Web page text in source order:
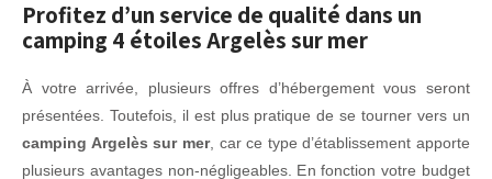
Profitez d’un service de qualité dans un
camping 4 étoiles Argelès sur mer
À votre arrivée, plusieurs offres d’hébergement vous seront
présentées. Toutefois, il est plus pratique de se tourner vers un
camping Argelès sur mer, car ce type d’établissement apporte
plusieurs avantages non-négligeables. En fonction votre budget